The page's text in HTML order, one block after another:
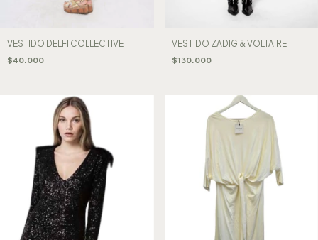
VESTIDO DELFI COLLECTIVE
$40.000
VESTIDO ZADIG & VOLTAIRE
$130.000